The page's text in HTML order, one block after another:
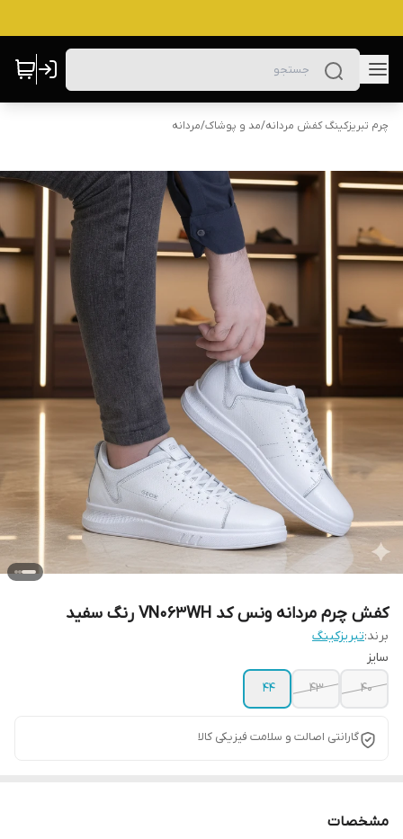
چرم تبریزکینگ کفش مردانه/مد و پوشاک/مردانه
کفش چرم مردانه ونس کد VN063WH رنگ سفید
برند:تبریزکینگ
سایز
40
43
44
گارانتی اصالت و سلامت فیزیکی کالا
مشخصات